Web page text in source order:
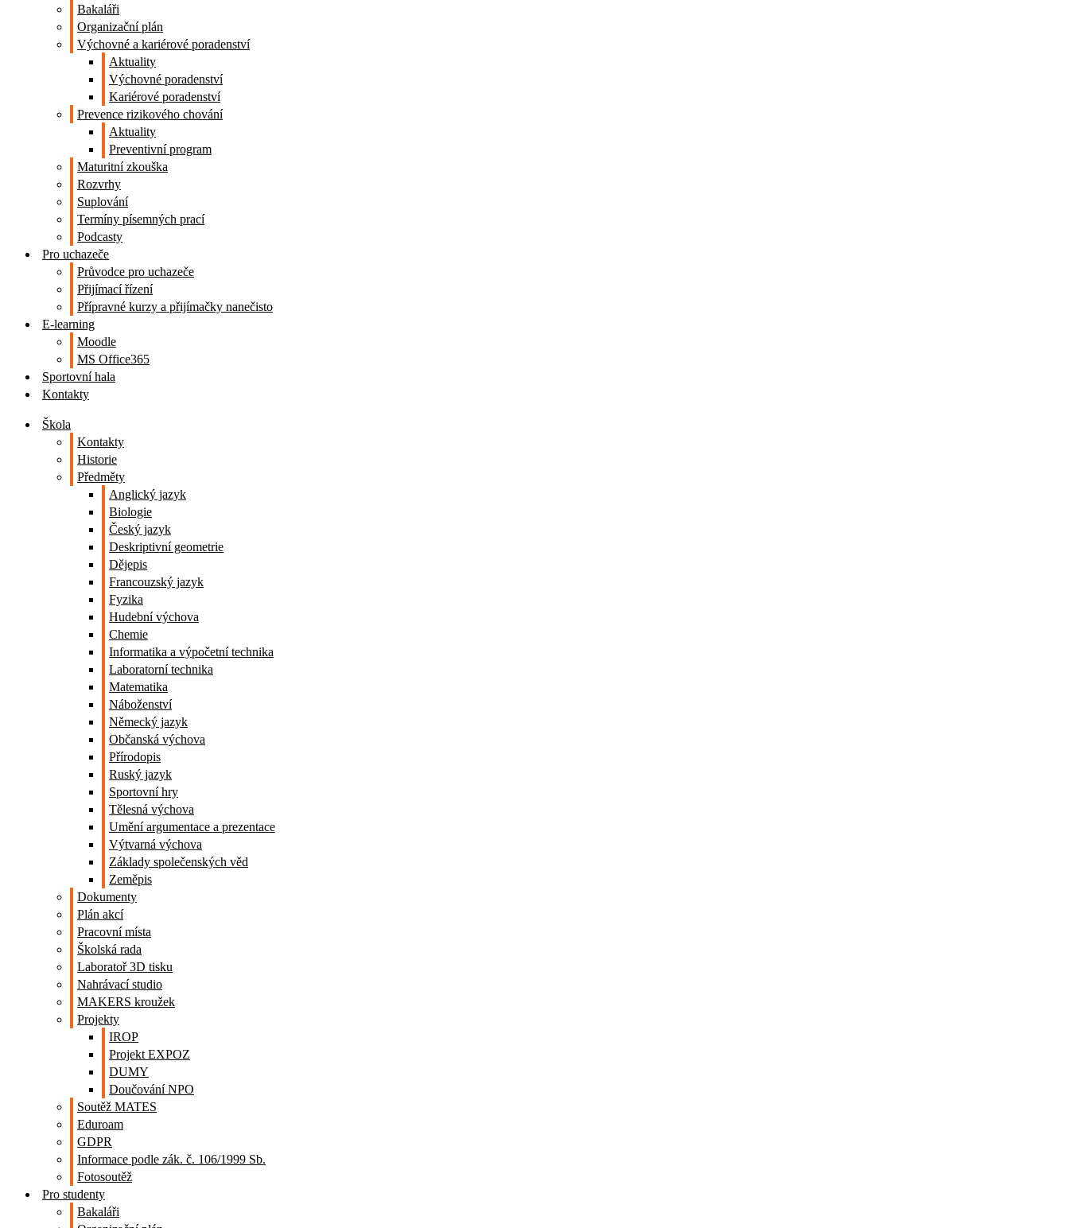
Bakaláři
Organizační plán
Výchovné a kariérové poradenství
Aktuality
Výchovné poradenství
Kariérové poradenství
Prevence rizikového chování
Aktuality
Preventivní program
Maturitní zkouška
Rozvrhy
Suplování
Termíny písemných prací
Podcasty
Pro uchazeče
Průvodce pro uchazeče
Přijímací řízení
Přípravné kurzy a přijímačky nanečisto
E-learning
Moodle
MS Office365
Sportovní hala
Kontakty
Škola
Kontakty
Historie
Předměty
Anglický jazyk
Biologie
Český jazyk
Deskriptivní geometrie
Dějepis
Francouzský jazyk
Fyzika
Hudební výchova
Chemie
Informatika a výpočetní technika
Laboratorní technika
Matematika
Náboženství
Německý jazyk
Občanská výchova
Přírodopis
Ruský jazyk
Sportovní hry
Tělesná výchova
Umění argumentace a prezentace
Výtvarná výchova
Základy společenských věd
Zeměpis
Dokumenty
Plán akcí
Pracovní místa
Školská rada
Laboratoř 3D tisku
Nahrávací studio
MAKERS kroužek
Projekty
IROP
Projekt EXPOZ
DUMY
Doučování NPO
Soutěž MATES
Eduroam
GDPR
Informace podle zák. č. 106/1999 Sb.
Fotosoutěž
Pro studenty
Bakaláři